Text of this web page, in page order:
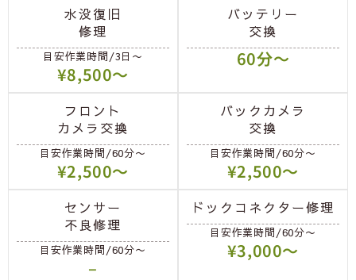
水没復旧
修理
目安作業時間/3日〜
¥8,500〜
バッテリー
交換
60分〜
フロント
カメラ交換
目安作業時間/60分〜
¥2,500〜
バックカメラ
交換
目安作業時間/60分〜
¥2,500〜
センサー
不良修理
目安作業時間/60分〜
–
ドックコネクター修理
目安作業時間/60分〜
¥3,000〜